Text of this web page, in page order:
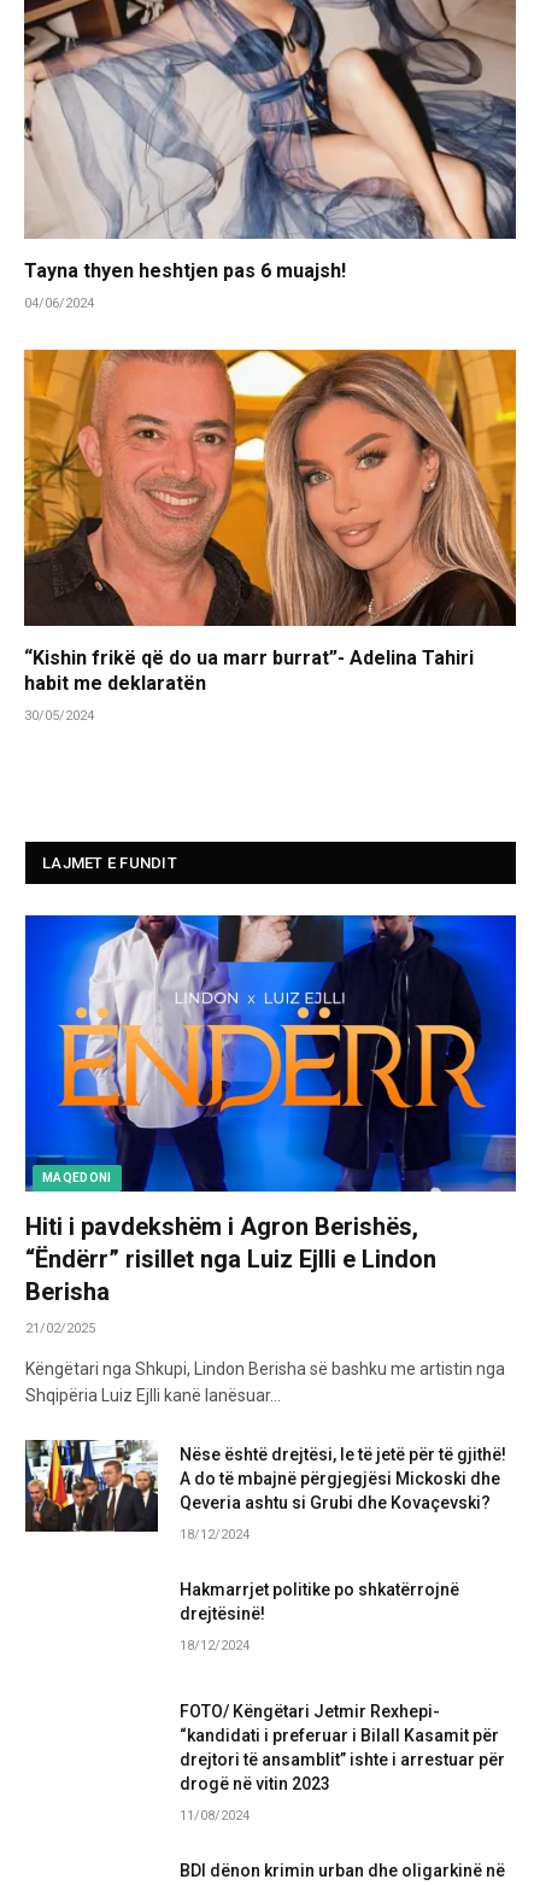
Tayna thyen heshtjen pas 6 muajsh!
04/06/2024
“Kishin frikë që do ua marr burrat”- Adelina Tahiri
habit me deklaratën
30/05/2024
LAJMET E FUNDIT
MAQEDONI
Hiti i pavdekshëm i Agron Berishës,
“Ëndërr” risillet nga Luiz Ejlli e Lindon
Berisha
21/02/2025
Këngëtari nga Shkupi, Lindon Berisha së bashku me artistin nga
Shqipëria Luiz Ejlli kanë lanësuar…
Nëse është drejtësi, le të jetë për të gjithë!
A do të mbajnë përgjegjësi Mickoski dhe
Qeveria ashtu si Grubi dhe Kovaçevski?
18/12/2024
Hakmarrjet politike po shkatërrojnë
drejtësinë!
18/12/2024
FOTO/ Këngëtari Jetmir Rexhepi-
“kandidati i preferuar i Bilall Kasamit për
drejtori të ansamblit” ishte i arrestuar për
drogë në vitin 2023
11/08/2024
BDI dënon krimin urban dhe oligarkinë në